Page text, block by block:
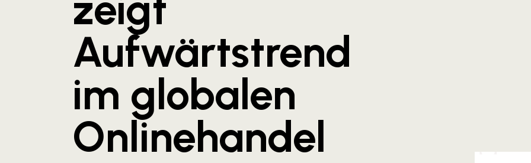
Aufwärtstrend
im globalen
Onlinehandel